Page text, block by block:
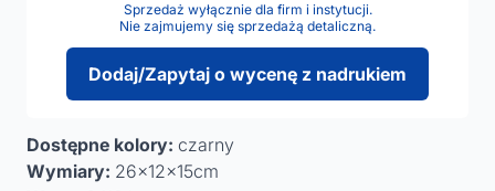
Sprzedaż wyłącznie dla firm i instytucji.
Nie zajmujemy się sprzedażą detaliczną.
Dodaj/Zapytaj o wycenę z nadrukiem
Dostępne kolory: czarny
Wymiary: 26x12x15cm